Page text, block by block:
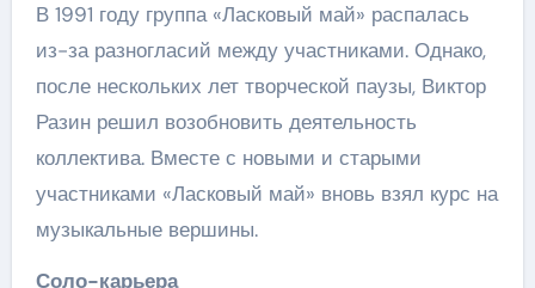
В 1991 году группа «Ласковый май» распалась
из-за разногласий между участниками. Однако,
после нескольких лет творческой паузы, Виктор
Разин решил возобновить деятельность
коллектива. Вместе с новыми и старыми
участниками «Ласковый май» вновь взял курс на
музыкальные вершины.
Соло-карьера